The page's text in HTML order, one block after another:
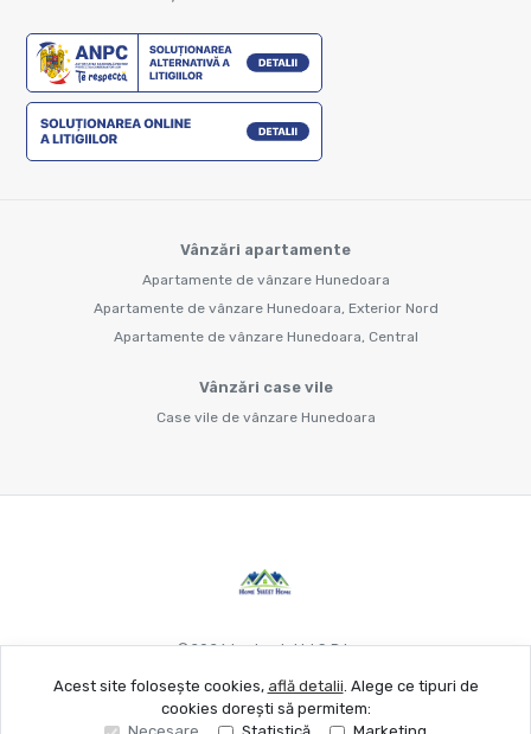
Vânzări apartamente
Apartamente de vânzare Hunedoara
Apartamente de vânzare Hunedoara, Exterior Nord
Apartamente de vânzare Hunedoara, Central
Vânzări case vile
Case vile de vânzare Hunedoara
©2026Larimob Hd S.R.L.
Site creat în
Acest site folosește cookies, află detalii. Alege ce tipuri de
cookies dorești să permitem: